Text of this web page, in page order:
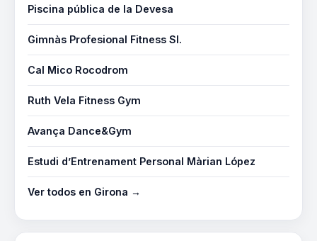
Piscina pública de la Devesa
Gimnàs Profesional Fitness Sl.
Cal Mico Rocodrom
Ruth Vela Fitness Gym
Avança Dance&Gym
Estudi d’Entrenament Personal Màrian López
Ver todos en Girona →